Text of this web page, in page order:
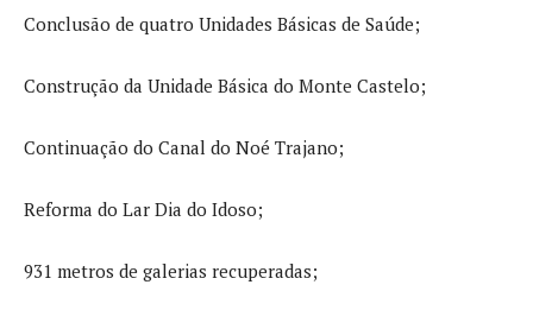
Conclusão de quatro Unidades Básicas de Saúde;
Construção da Unidade Básica do Monte Castelo;
Continuação do Canal do Noé Trajano;
Reforma do Lar Dia do Idoso;
931 metros de galerias recuperadas;